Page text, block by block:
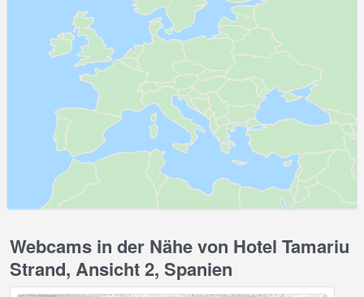
Webcams in der Nähe von Hotel Tamariu
Strand, Ansicht 2, Spanien